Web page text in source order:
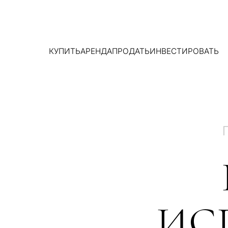
КУПИТЬАРЕНДАПРОДАТЬИНВЕСТИРОВАТЬ